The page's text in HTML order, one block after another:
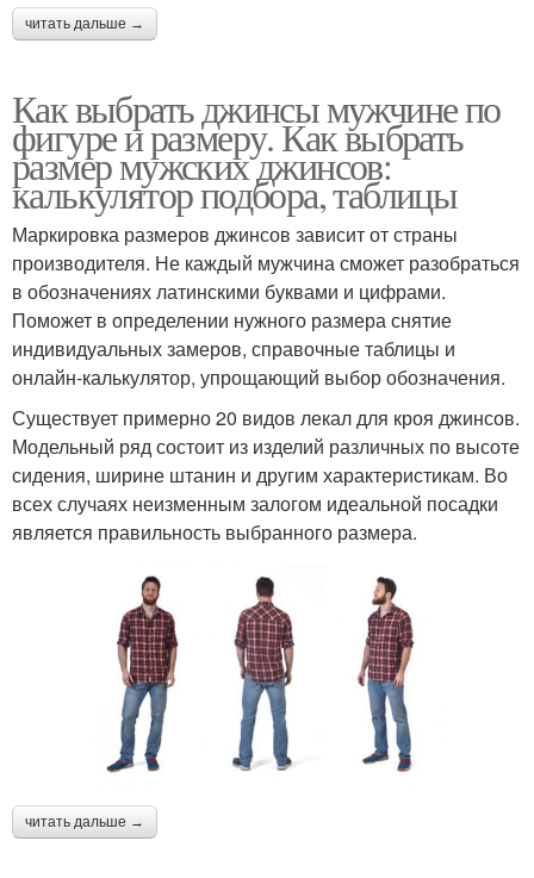
читать дальше →
Как выбрать джинсы мужчине по
фигуре и размеру. Как выбрать
размер мужских джинсов:
калькулятор подбора, таблицы
Маркировка размеров джинсов зависит от страны
производителя. Не каждый мужчина сможет разобраться
в обозначениях латинскими буквами и цифрами.
Поможет в определении нужного размера снятие
индивидуальных замеров, справочные таблицы и
онлайн-калькулятор, упрощающий выбор обозначения.
Существует примерно 20 видов лекал для кроя джинсов.
Модельный ряд состоит из изделий различных по высоте
сидения, ширине штанин и другим характеристикам. Во
всех случаях неизменным залогом идеальной посадки
является правильность выбранного размера.
читать дальше →